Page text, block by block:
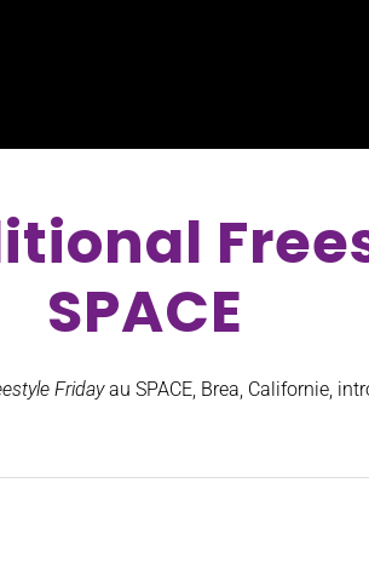
SPACE
Fridayau SPACE, Brea, Californie,